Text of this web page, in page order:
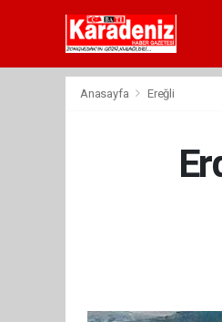
Anasayfa Ereğli